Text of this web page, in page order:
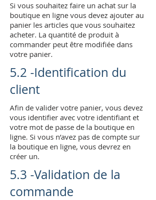
Si vous souhaitez faire un achat sur la
boutique en ligne vous devez ajouter au
panier les articles que vous souhaitez
acheter. La quantité de produit à
commander peut être modifiée dans
votre panier.
5.2 -Identification du
client
Afin de valider votre panier, vous devez
vous identifier avec votre identifiant et
votre mot de passe de la boutique en
ligne. Si vous n’avez pas de compte sur
la boutique en ligne, vous devrez en
créer un.
5.3 -Validation de la
commande